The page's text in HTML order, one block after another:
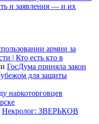
и заявления — и их
армии за
| Кто есть кто в
ГосДума приняла закон
для защиты
наркоторговцев
Некролог: ЗВЕРЬКОВ